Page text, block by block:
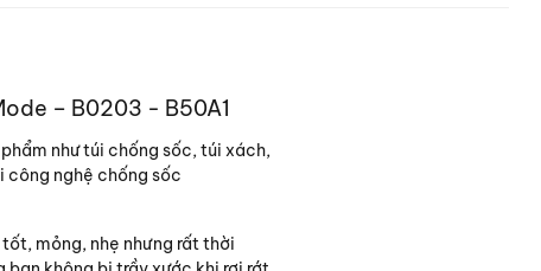
– B0203 - B50A1
như túi chống sốc, túi xách,
công nghệ chống sốc
mỏng, nhẹ nhưng rất thời